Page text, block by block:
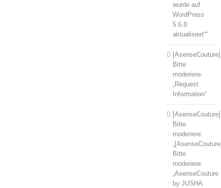
wurde auf
WordPress
5.6.8
aktualisiert““
[AsenseCouture]
Bitte
moderiere:
„Request
Information“
[AsenseCouture]
Bitte
moderiere:
Bitte
moderiere:
„AsenseCouture
by JUSHA